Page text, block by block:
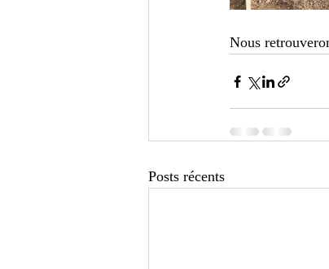
Nous
Posts récents